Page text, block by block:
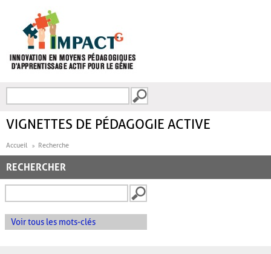
FORMULAIRE DE
VIGNETTES DE PÉDAGOGIE ACTIVE
Accueil Recherche
RECHERCHER
Voir tous les mots-clés